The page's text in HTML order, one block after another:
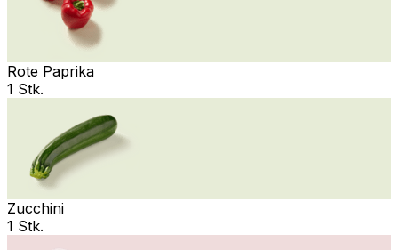
Rote Paprika
1 Stk.
Zucchini
1 Stk.